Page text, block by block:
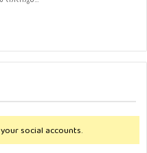
social accounts.